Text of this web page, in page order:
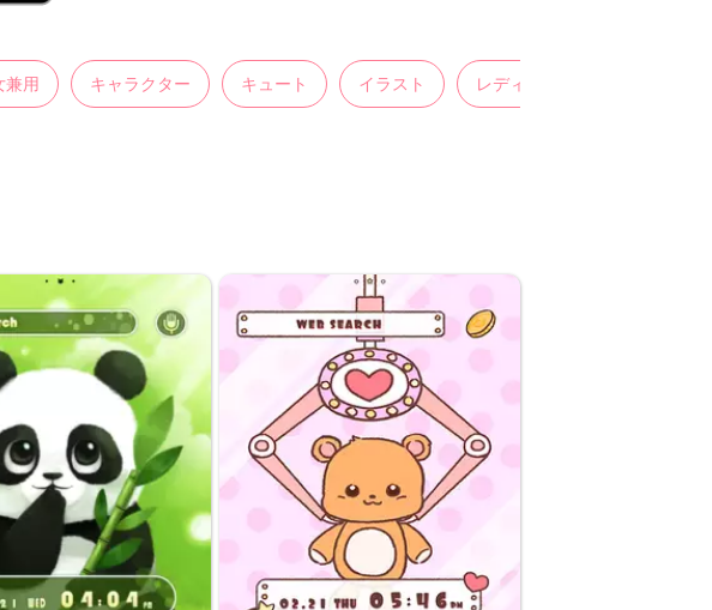
兼用 キャラクター キュート イラスト レディス